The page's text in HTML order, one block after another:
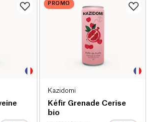
PROMO
Kazidomi
Kéfir Grenade Cerise
bio